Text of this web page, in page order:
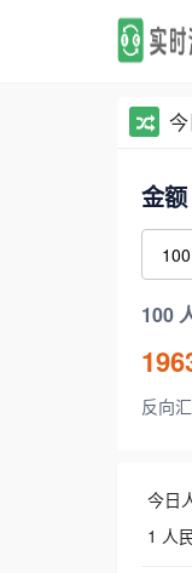
金额
100
反向
今日
1 人